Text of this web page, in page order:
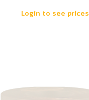
Login to see prices